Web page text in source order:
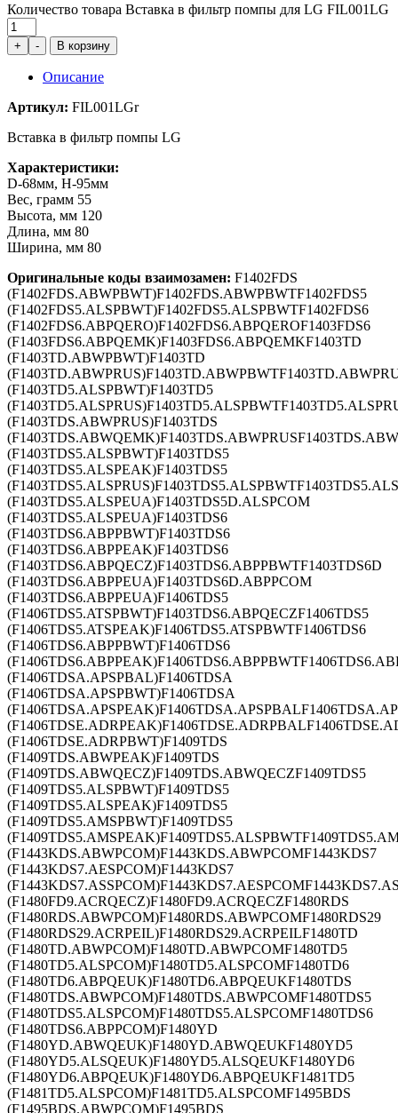
Количество товара Вставка в фильтр помпы для LG FIL001LG
+ - В корзину
Описание
Артикул: FIL001LGr
Вставка в фильтр помпы LG
Характеристики:
D-68мм, Н-95мм
Вес, грамм 55
Высота, мм 120
Длина, мм 80
Ширина, мм 80
Оригинальные коды взаимозамен: F1402FDS
(F1402FDS.ABWPBWT)F1402FDS.ABWPBWTF1402FDS5
(F1402FDS5.ALSPBWT)F1402FDS5.ALSPBWTF1402FDS6
(F1402FDS6.ABPQERO)F1402FDS6.ABPQEROF1403FDS6
(F1403FDS6.ABPQEMK)F1403FDS6.ABPQEMKF1403TD
(F1403TD.ABWPBWT)F1403TD
(F1403TD5.ALSPBWT)F1403TD5
(F1403TDS.ABWPRUS)F1403TDS
(F1403TDS5.ALSPBWT)F1403TDS5
(F1403TDS5.ALSPEAK)F1403TDS5
(F1403TDS5.ALSPEUA)F1403TDS5D.ALSPCOM
(F1403TDS5.ALSPEUA)F1403TDS6
(F1403TDS6.ABPPBWT)F1403TDS6
(F1403TDS6.ABPPEAK)F1403TDS6
(F1403TDS6.ABPQECZ)F1403TDS6.ABPPBWTF1403TDS6D
(F1403TDS6.ABPPEUA)F1403TDS6D.ABPPCOM
(F1403TDS6.ABPPEUA)F1406TDS5
(F1406TDS5.ATSPBWT)F1403TDS6.ABPQECZF1406TDS5
(F1406TDS5.ATSPEAK)F1406TDS5.ATSPBWTF1406TDS6
(F1406TDS6.ABPPBWT)F1406TDS6
(F1406TDSA.APSPBAL)F1406TDSA
(F1406TDSA.APSPBWT)F1406TDSA
(F1406TDSE.ADRPBWT)F1409TDS
(F1409TDS.ABWPEAK)F1409TDS
(F1409TDS.ABWQECZ)F1409TDS.ABWQECZF1409TDS5
(F1409TDS5.ALSPBWT)F1409TDS5
(F1409TDS5.ALSPEAK)F1409TDS5
(F1409TDS5.AMSPBWT)F1409TDS5
(F1443KDS.ABWPCOM)F1443KDS.ABWPCOMF1443KDS7
(F1443KDS7.AESPCOM)F1443KDS7
(F1480FD9.ACRQECZ)F1480FD9.ACRQECZF1480RDS
(F1480RDS.ABWPCOM)F1480RDS.ABWPCOMF1480RDS29
(F1480RDS29.ACRPEIL)F1480RDS29.ACRPEILF1480TD
(F1480TD.ABWPCOM)F1480TD.ABWPCOMF1480TD5
(F1480TD5.ALSPCOM)F1480TD5.ALSPCOMF1480TD6
(F1480TD6.ABPQEUK)F1480TD6.ABPQEUKF1480TDS
(F1480TDS.ABWPCOM)F1480TDS.ABWPCOMF1480TDS5
(F1480TDS5.ALSPCOM)F1480TDS5.ALSPCOMF1480TDS6
(F1480TDS6.ABPPCOM)F1480YD
(F1480YD.ABWQEUK)F1480YD.ABWQEUKF1480YD5
(F1480YD5.ALSQEUK)F1480YD5.ALSQEUKF1480YD6
(F1480YD6.ABPQEUK)F1480YD6.ABPQEUKF1481TD5
(F1481TD5.ALSPCOM)F1481TD5.ALSPCOMF1495BDS
(F1495BDS.ABWPCOM)F1495BDS